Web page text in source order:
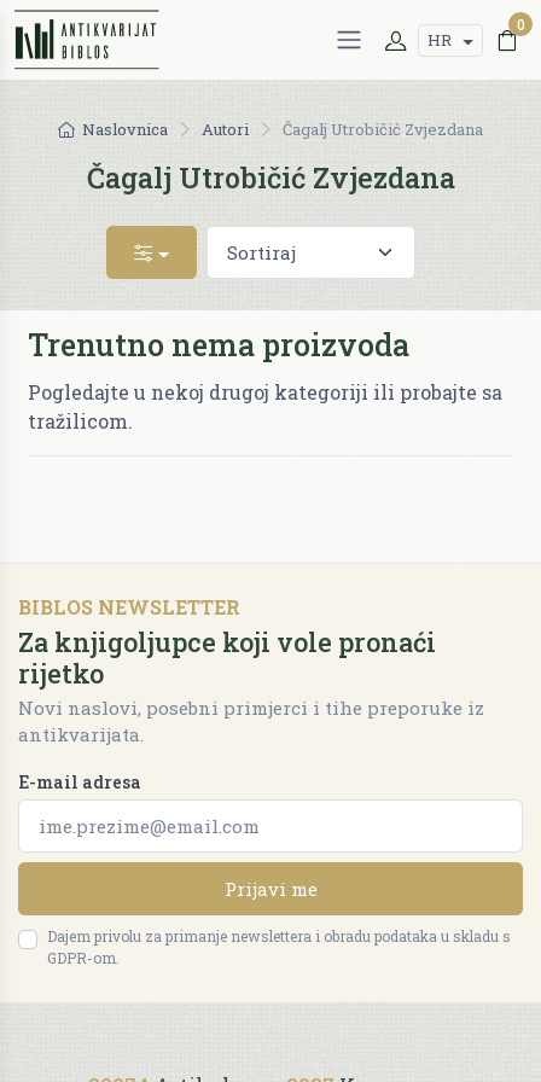
HR
0
Naslovnica Autori Čagalj Utrobičić Zvjezdana
Čagalj Utrobičić Zvjezdana
Trenutno nema proizvoda
Pogledajte u nekoj drugoj kategoriji ili probajte sa
tražilicom.
BIBLOS NEWSLETTER
Za knjigoljupce koji vole pronaći
rijetko
Novi naslovi, posebni primjerci i tihe preporuke iz
antikvarijata.
E-mail adresa
Prijavi me
Dajem privolu za primanje newslettera i obradu podataka u skladu s
GDPR-om.